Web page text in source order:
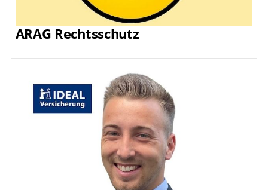
ARAG Rechtsschutz